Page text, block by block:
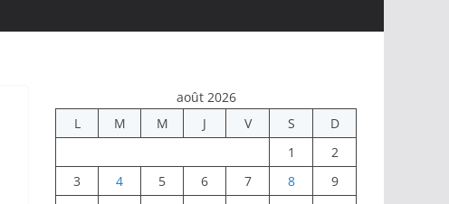
août 2026
L
M M J V S
D
1
2
3
4 5 6 7 8
9